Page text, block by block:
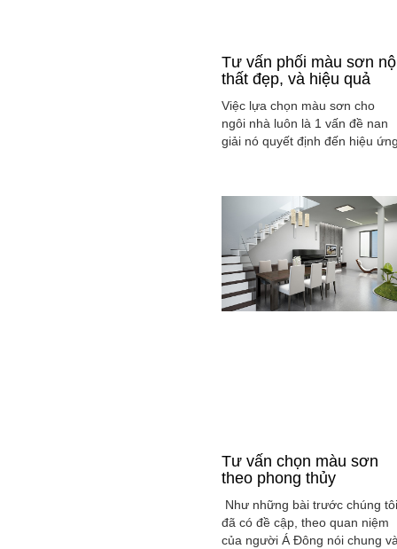
Tư vấn phối màu sơn
thất đẹp, và hiệu quả
Việc lựa chọn màu sơn cho
ngôi nhà luôn là 1 vấn đề nan
giải nó quyết định đến hiệu
của gia đình bạn.
Tư vấn chọn màu sơn
theo phong thủy
Như những bài trước chúng tôi
đã có đề cập, theo quan niệm
của người Á Đông nói chung